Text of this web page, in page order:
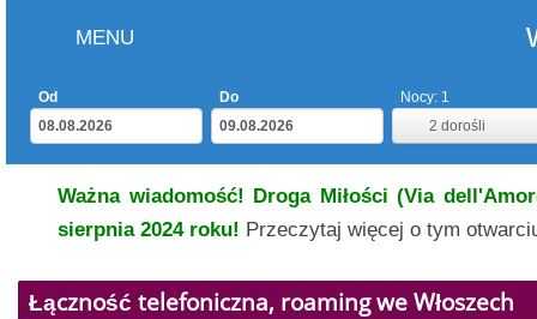
MENU
Od
Do
2 dorośli
Nocy: 1
Ważna wiadomość! Droga Miłości (Via
sierpnia 2024 roku! Przeczytaj więcej o tym
Łączność telefoniczna, roaming we Włoszech